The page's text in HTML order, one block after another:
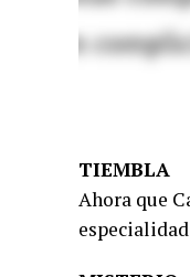
TIEMBLA
Ahora que